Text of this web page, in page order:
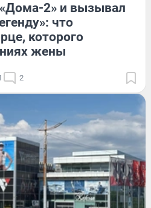
2» и вызывал
что
которого
жены
2